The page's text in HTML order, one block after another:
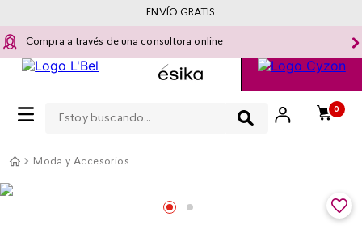
Compra a través de una consultora online
0
ENVÍO GRATIS
Moda y Accesorios